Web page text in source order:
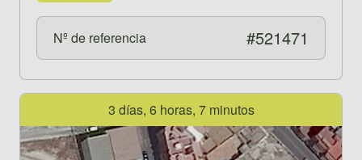
Nº de referencia #521471
Ver propiedad 5214733 días, 6 horas, 7 minutos